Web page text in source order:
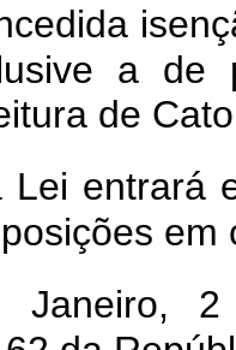
a de
de
Lei entrará
em
Janeiro,